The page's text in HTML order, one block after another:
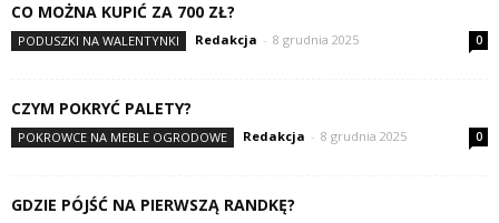
CO MOŻNA KUPIĆ ZA 700 ZŁ?
PODUSZKI NA WALENTYNKI Redakcja - 8 grudnia 2025 0
CZYM POKRYĆ PALETY?
POKROWCE NA MEBLE OGRODOWE Redakcja - 8 grudnia 2025 0
GDZIE PÓJŚĆ NA PIERWSZĄ RANDKĘ?